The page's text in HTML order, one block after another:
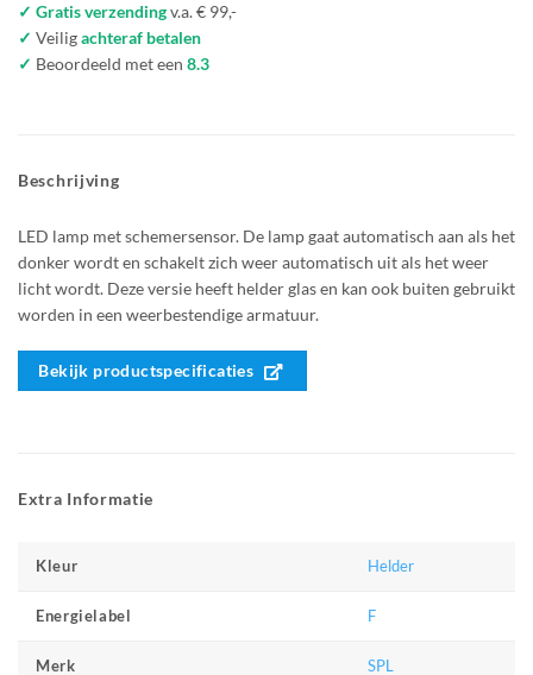
✓ Gratis verzendingv.a. € 99,-
✓ Veiligachteraf betalen
✓ Beoordeeld met een 8.3
Beschrijving
LED lamp met schemersensor. De lamp gaat automatisch aan als het
donker wordt en schakelt zich weer automatisch uit als het weer
licht wordt. Deze versie heeft helder glas en kan ook buiten gebruikt
worden in een weerbestendige armatuur.
Bekijk productspecificaties
Extra Informatie
Kleur Helder
Energielabel F
Merk SPL